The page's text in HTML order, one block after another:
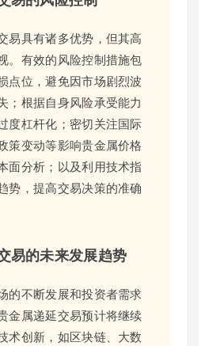
易具有诸多优势，但其高
。有效的风险控制措施包
点位，避免因市场剧烈波
；根据自身风险承受能力
度杠杆化；密切关注国际
策变动等影响贵金属价格
面分析；以及利用技术指
势，提高交易决策的准确
易的未来发展趋势
的不断发展和投资者需求
金属递延交易预计将继续
术创新，如区块链、大数